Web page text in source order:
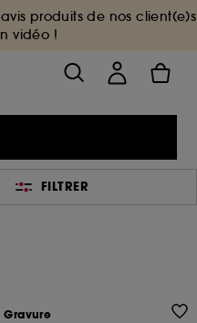
produits de nos client(e)s
vidéo !
FILTRER
Gravure